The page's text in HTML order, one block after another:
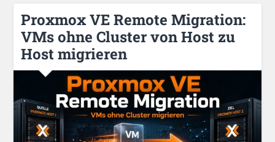
Proxmox VE Remote Migration:
VMs ohne Cluster von Host zu
Host migrieren